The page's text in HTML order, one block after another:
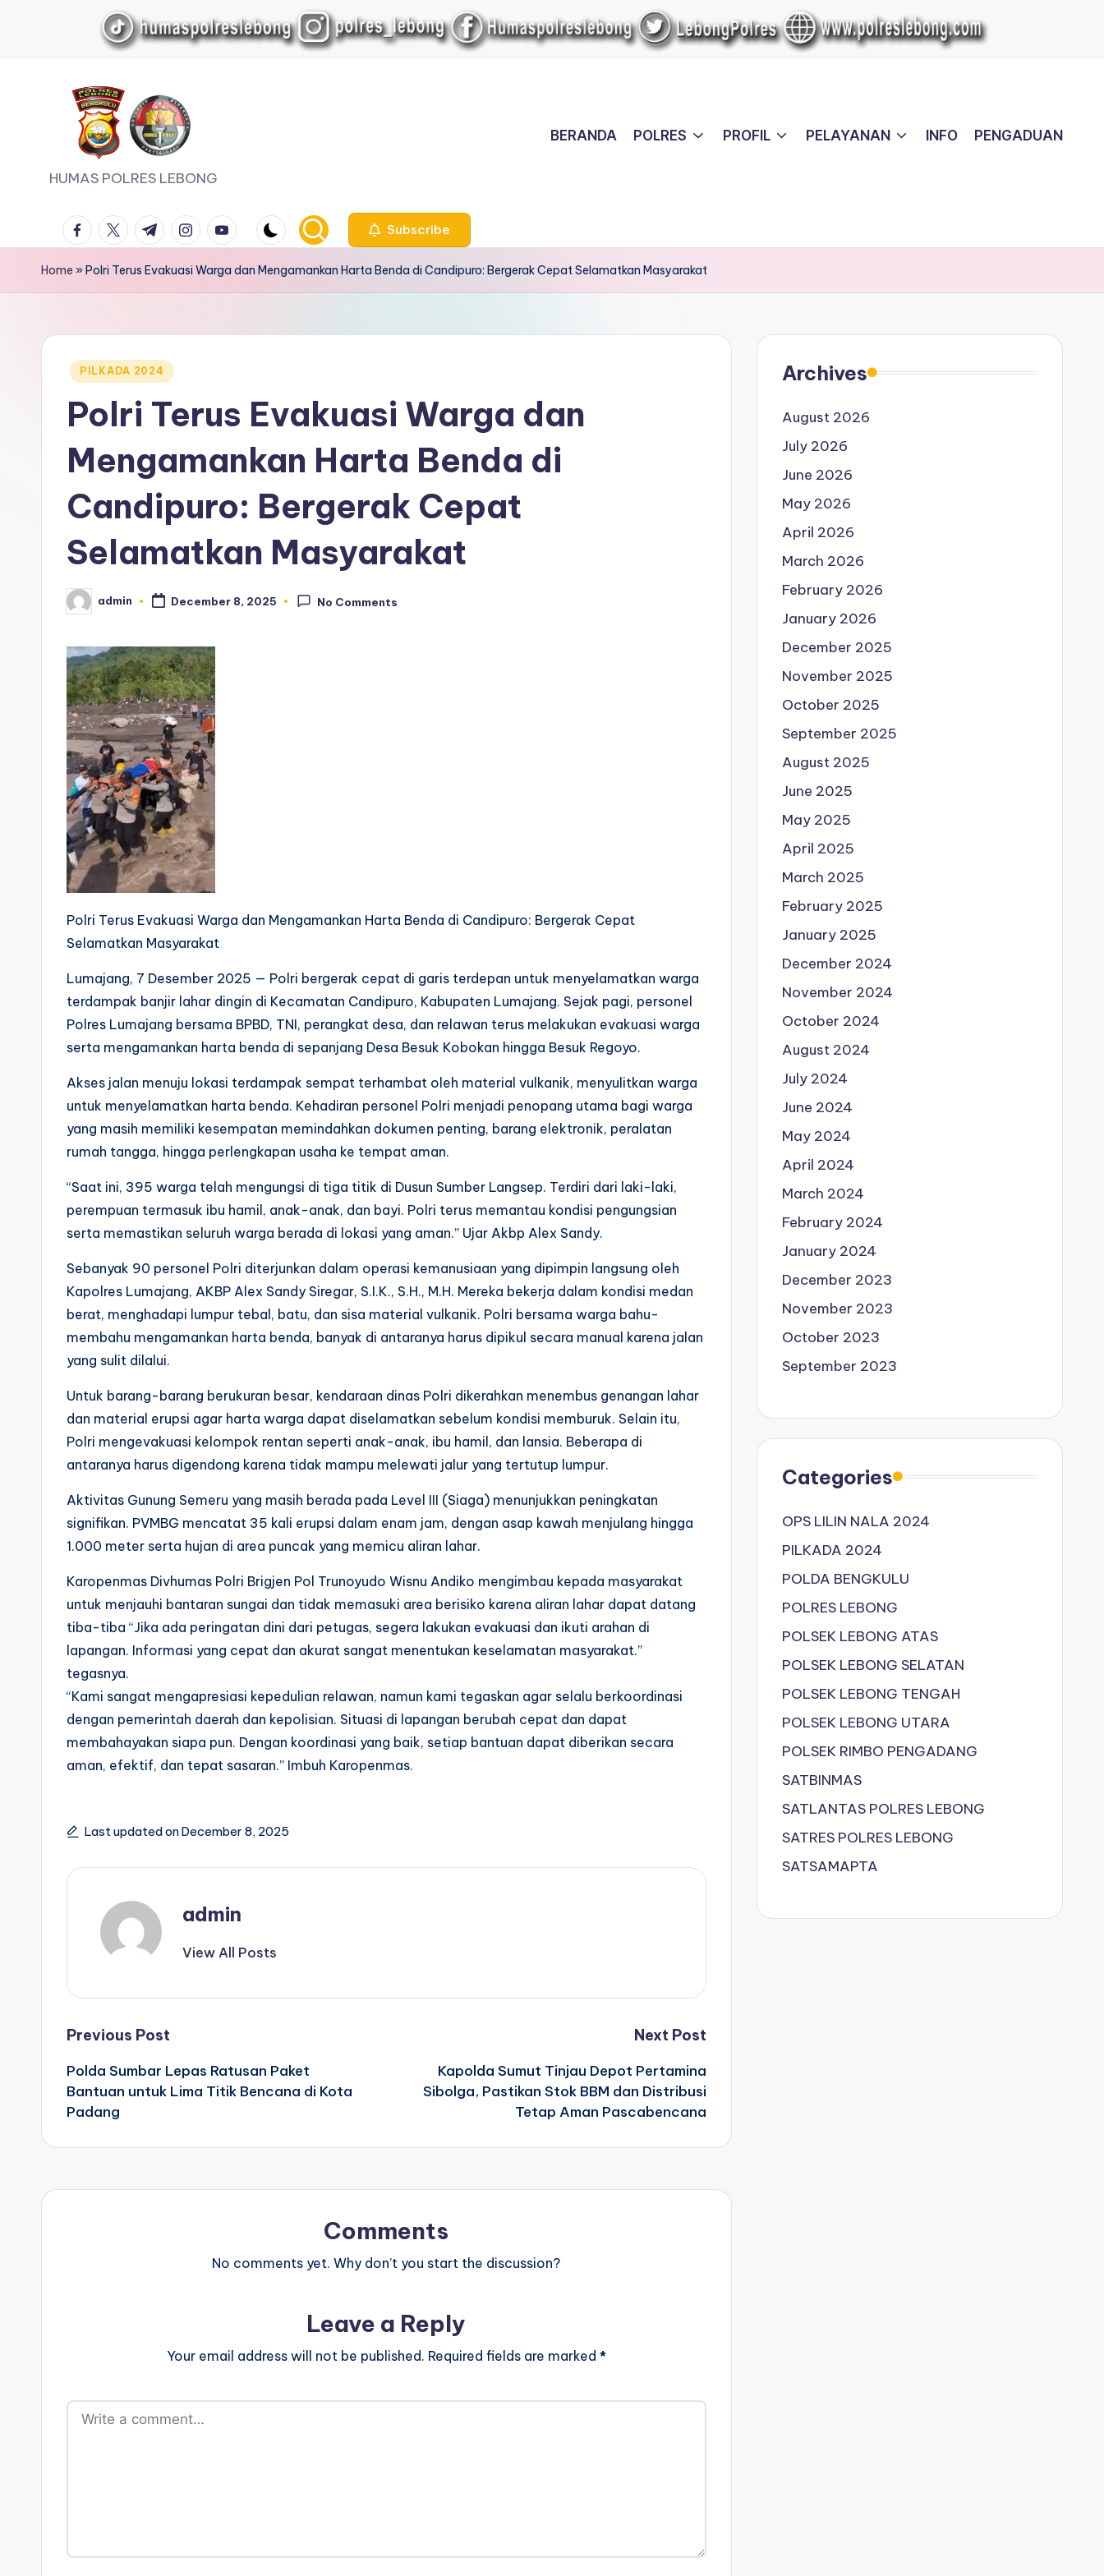
HUMAS POLRES LEBONG
BERANDA POLRES PROFIL PELAYANAN INFO PENGADUAN
facebook.com
twitter.com
t.me instagram.com
youtube.com Subscribe
Home »Polri Terus Evakuasi Warga dan Mengamankan Harta Benda di Candipuro: Bergerak Cepat Selamatkan Masyarakat
Posted
PILKADA 2024
Polri Terus Evakuasi Warga dan
Mengamankan Harta Benda di
Candipuro: Bergerak Cepat
Selamatkan Masyarakat
Posted
by
admin December 8, 2025 No Comments
Polri Terus Evakuasi Warga dan Mengamankan Harta Benda di Candipuro: Bergerak Cepat
Selamatkan Masyarakat
Lumajang, 7 Desember 2025 — Polri bergerak cepat di garis terdepan untuk menyelamatkan warga
terdampak banjir lahar dingin di Kecamatan Candipuro, Kabupaten Lumajang. Sejak pagi, personel
Polres Lumajang bersama BPBD, TNI, perangkat desa, dan relawan terus melakukan evakuasi warga
serta mengamankan harta benda di sepanjang Desa Besuk Kobokan hingga Besuk Regoyo.
Akses jalan menuju lokasi terdampak sempat terhambat oleh material vulkanik, menyulitkan warga
untuk menyelamatkan harta benda. Kehadiran personel Polri menjadi penopang utama bagi warga
yang masih memiliki kesempatan memindahkan dokumen penting, barang elektronik, peralatan
rumah tangga, hingga perlengkapan usaha ke tempat aman.
“Saat ini, 395 warga telah mengungsi di tiga titik di Dusun Sumber Langsep. Terdiri dari laki-laki,
perempuan termasuk ibu hamil, anak-anak, dan bayi. Polri terus memantau kondisi pengungsian
serta memastikan seluruh warga berada di lokasi yang aman.” Ujar Akbp Alex Sandy.
Sebanyak 90 personel Polri diterjunkan dalam operasi kemanusiaan yang dipimpin langsung oleh
Kapolres Lumajang, AKBP Alex Sandy Siregar, S.I.K., S.H., M.H. Mereka bekerja dalam kondisi medan
berat, menghadapi lumpur tebal, batu, dan sisa material vulkanik. Polri bersama warga bahu-
membahu mengamankan harta benda, banyak di antaranya harus dipikul secara manual karena jalan
yang sulit dilalui.
Untuk barang-barang berukuran besar, kendaraan dinas Polri dikerahkan menembus genangan lahar
dan material erupsi agar harta warga dapat diselamatkan sebelum kondisi memburuk. Selain itu,
Polri mengevakuasi kelompok rentan seperti anak-anak, ibu hamil, dan lansia. Beberapa di
antaranya harus digendong karena tidak mampu melewati jalur yang tertutup lumpur.
Aktivitas Gunung Semeru yang masih berada pada Level III (Siaga) menunjukkan peningkatan
signifikan. PVMBG mencatat 35 kali erupsi dalam enam jam, dengan asap kawah menjulang hingga
1.000 meter serta hujan di area puncak yang memicu aliran lahar.
Karopenmas Divhumas Polri Brigjen Pol Trunoyudo Wisnu Andiko mengimbau kepada masyarakat
untuk menjauhi bantaran sungai dan tidak memasuki area berisiko karena aliran lahar dapat datang
tiba-tiba “Jika ada peringatan dini dari petugas, segera lakukan evakuasi dan ikuti arahan di
lapangan. Informasi yang cepat dan akurat sangat menentukan keselamatan masyarakat.”
tegasnya.
“Kami sangat mengapresiasi kepedulian relawan, namun kami tegaskan agar selalu berkoordinasi
dengan pemerintah daerah dan kepolisian. Situasi di lapangan berubah cepat dan dapat
membahayakan siapa pun. Dengan koordinasi yang baik, setiap bantuan dapat diberikan secara
aman, efektif, dan tepat sasaran.” Imbuh Karopenmas.
Last updated on December 8, 2025
admin
View All Posts
Post
navigation
Previous Post
Polda Sumbar Lepas Ratusan Paket
Bantuan untuk Lima Titik Bencana di Kota
Padang
Next Post
Kapolda Sumut Tinjau Depot Pertamina
Sibolga, Pastikan Stok BBM dan Distribusi
Tetap Aman Pascabencana
Comments
No comments yet. Why don’t you start the discussion?
Leave a Reply
Your email address will not be published. Required fields are marked *
Archives
August 2026
July 2026
June 2026
May 2026
April 2026
March 2026
February 2026
January 2026
December 2025
November 2025
October 2025
September 2025
August 2025
June 2025
May 2025
April 2025
March 2025
February 2025
January 2025
December 2024
November 2024
October 2024
August 2024
July 2024
June 2024
May 2024
April 2024
March 2024
February 2024
January 2024
December 2023
November 2023
October 2023
September 2023
Categories
OPS LILIN NALA 2024
PILKADA 2024
POLDA BENGKULU
POLRES LEBONG
POLSEK LEBONG ATAS
POLSEK LEBONG SELATAN
POLSEK LEBONG TENGAH
POLSEK LEBONG UTARA
POLSEK RIMBO PENGADANG
SATBINMAS
SATLANTAS POLRES LEBONG
SATRES POLRES LEBONG
SATSAMAPTA